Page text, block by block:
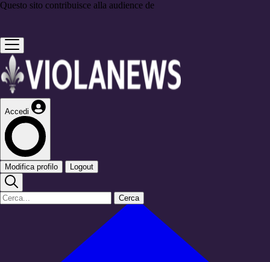
Questo sito contribuisce alla audience de
Accedi
Modifica profilo Logout
Cerca